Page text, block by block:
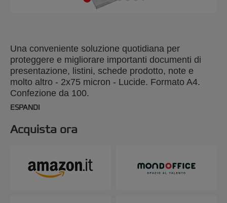
Una conveniente soluzione quotidiana per
proteggere e migliorare importanti documenti di
presentazione, listini, schede prodotto, note e
molto altro - 2x75 micron - Lucide. Formato A4.
Confezione da 100.
ESPANDI
Acquista ora